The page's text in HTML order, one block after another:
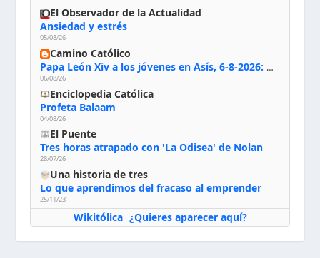
El Observador de la Actualidad
Ansiedad y estrés
05/08/26
Camino Católico
Papa León Xiv a los jóvenes en Asís, 6-8-2026: «De san Francisco aprendan la radicalidad evangélica: no los vuelve ciegos ni violentos, sino sensibles, atentos, siempre en el seguimiento de Jesús, humildes y acogiendo a todos»
06/08/26
Enciclopedia Católica
Profeta Balaam
04/08/26
El Puente
Tres horas atrapado con 'La Odisea' de Nolan
28/07/26
Una historia de tres
Lo que aprendimos del fracaso al emprender
25/11/23
Wikitólica· ¿Quieres aparecer aquí?